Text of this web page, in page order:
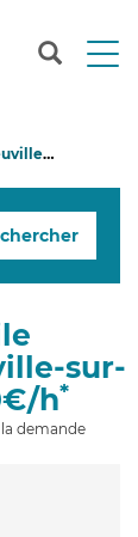
T
n
g
i
sur-Orge
sur-
h*
demande